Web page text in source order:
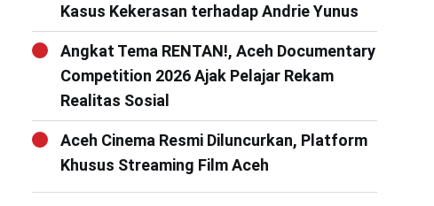
Kasus Kekerasan terhadap Andrie Yunus
Angkat Tema RENTAN!, Aceh Documentary
Competition 2026 Ajak Pelajar Rekam
Realitas Sosial
Aceh Cinema Resmi Diluncurkan, Platform
Khusus Streaming Film Aceh